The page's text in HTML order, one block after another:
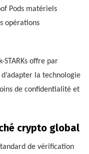
Pods matériels
opérations
STARKs offre par
la technologie
de confidentialité et
crypto global
de vérification